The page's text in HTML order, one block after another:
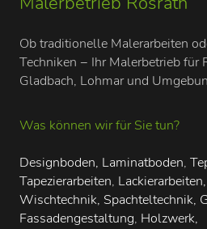
Ob traditionelle Malerarbeiten
Techniken − Ihr Malerbetrieb für
Gladbach, Lohmar und
Was können wir für Sie tun?
Designboden, Laminatboden,
Tapezierarbeiten,
Wischtechnik, Spachteltechnik,
Fassadengestaltung, Holzwerk,